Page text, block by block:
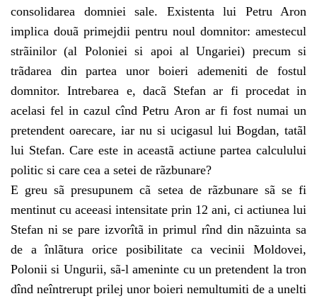
consolidarea domniei sale. Existenta lui Petru Aron
implica douã primejdii pentru noul domnitor: amestecul
strãinilor (al Poloniei si apoi al Ungariei) precum si
trãdarea din partea unor boieri ademeniti de fostul
domnitor. Intrebarea e, dacã Stefan ar fi procedat in
acelasi fel in cazul cînd Petru Aron ar fi fost numai un
pretendent oarecare, iar nu si ucigasul lui Bogdan, tatãl
lui Stefan. Care este in aceastã actiune partea calculului
politic si care cea a setei de rãzbunare?
E greu sã presupunem cã setea de rãzbunare sã se fi
mentinut cu aceeasi intensitate prin 12 ani, ci actiunea lui
Stefan ni se pare izvorîtã in primul rînd din nãzuinta sa
de a înlãtura orice posibilitate ca vecinii Moldovei,
Polonii si Ungurii, sã-l ameninte cu un pretendent la tron
dînd neîntrerupt prilej unor boieri nemultumiti de a unelti